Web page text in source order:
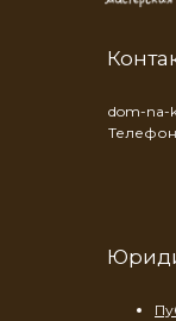
dom-na-
Телефон: